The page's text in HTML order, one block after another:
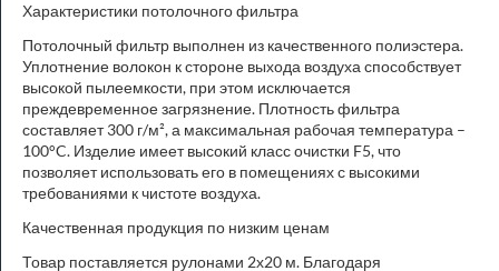
Характеристики потолочного фильтра
Потолочный фильтр выполнен из качественного полиэстера.
Уплотнение волокон к стороне выхода воздуха способствует
высокой пылеемкости, при этом исключается
преждевременное загрязнение. Плотность фильтра
составляет 300 г/м², а максимальная рабочая температура –
100°C. Изделие имеет высокий класс очистки F5, что
позволяет использовать его в помещениях с высокими
требованиями к чистоте воздуха.
Качественная продукция по низким ценам
Товар поставляется рулонами 2х20 м. Благодаря